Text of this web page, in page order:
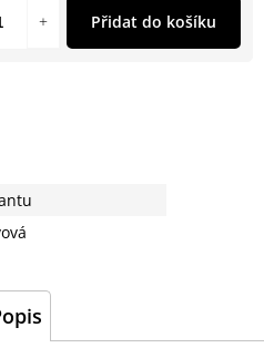
Přidat do košíku